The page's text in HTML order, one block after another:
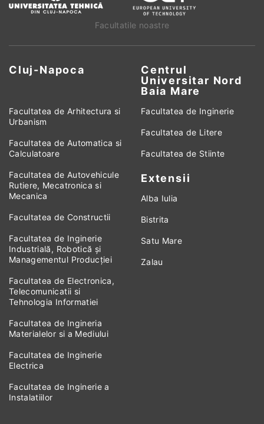
Facultatile noastre
Cluj-Napoca
Centrul
Universitar Nord
Baia Mare
Facultatea de Arhitectura si
Urbanism
Facultatea de Automatica si
Calculatoare
Facultatea de Autovehicule
Rutiere, Mecatronica si
Mecanica
Facultatea de Constructii
Facultatea de Inginerie
Industrială, Robotică și
Managementul Producției
Facultatea de Electronica,
Telecomunicatii si
Tehnologia Informatiei
Facultatea de Ingineria
Materialelor si a Mediului
Facultatea de Inginerie
Electrica
Facultatea de Inginerie a
Instalatiilor
Facultatea de Inginerie
Facultatea de Litere
Facultatea de Stiinte
Extensii
Alba Iulia
Bistrita
Satu Mare
Zalau